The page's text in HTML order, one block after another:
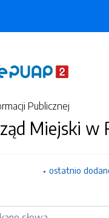
Publicznej
Miejski w
ostatnio